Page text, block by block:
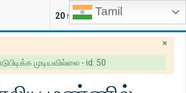
Tamil
20 NEW ARTICLES
×
முடியவில்லை - id: 50